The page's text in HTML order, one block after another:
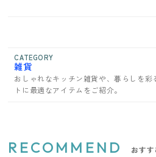
CATEGORY
雑貨
おしゃれなキッチン雑貨や、暮らしを彩
トに最適なアイテムをご紹介。
RECOMMEND おす